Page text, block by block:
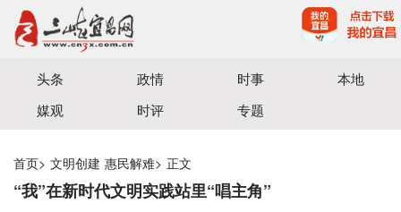
宜昌三峡融媒体中心主办
头条 政情 时事
本地
媒观
时评 专题
首页> 文明创建 惠民解难> 正文
“我”在新时代文明实践站里“唱主角”